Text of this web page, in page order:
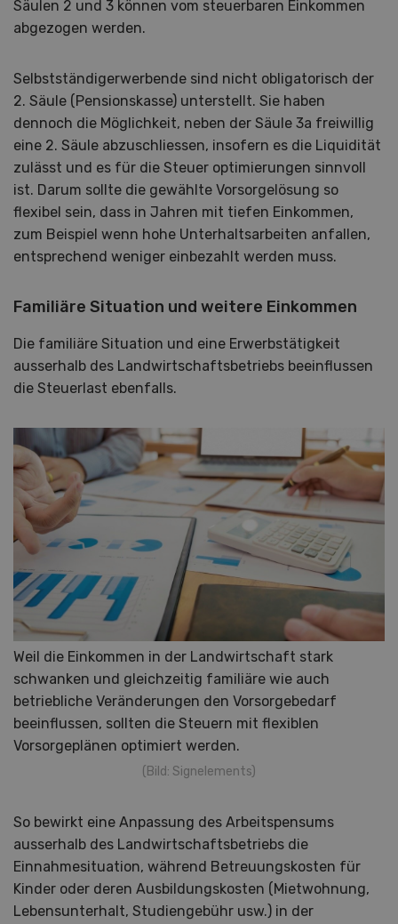
Säulen 2 und 3 können vom steuerbaren Einkommen
abgezogen werden.
Selbstständigerwerbende sind nicht obligatorisch der
2. Säule (Pensionskasse) unterstellt. Sie haben
dennoch die Möglichkeit, neben der Säule 3a freiwillig
eine 2. Säule abzuschliessen, insofern es die Liquidität
zulässt und es für die Steuer optimierungen sinnvoll
ist. Darum sollte die gewählte Vorsorgelösung so
flexibel sein, dass in Jahren mit tiefen Einkommen,
zum Beispiel wenn hohe Unterhaltsarbeiten anfallen,
entsprechend weniger einbezahlt werden muss.
Familiäre Situation und weitere Einkommen
Die familiäre Situation und eine Erwerbstätigkeit
ausserhalb des Landwirtschaftsbetriebs beeinflussen
die Steuerlast ebenfalls.
Weil die Einkommen in der Landwirtschaft stark
schwanken und gleichzeitig familiäre wie auch
betriebliche Veränderungen den Vorsorgebedarf
beeinflussen, sollten die Steuern mit flexiblen
Vorsorgeplänen optimiert werden.
(Bild: Signelements)
So bewirkt eine Anpassung des Arbeitspensums
ausserhalb des Landwirtschaftsbetriebs die
Einnahmesituation, während Betreuungskosten für
Kinder oder deren Ausbildungskosten (Mietwohnung,
Lebensunterhalt, Studiengebühr usw.) in der